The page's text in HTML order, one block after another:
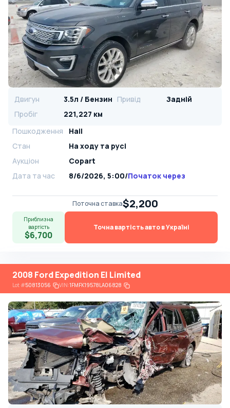
Двигун 3.5л / Бензин Привід
Задній
Пробіг
221,227 км
Пошкодження
Hail
Стан
На ​​ходу та русі
Аукціон
Copart
Дата та час
8/6/2026, 5:00/Початок через
Поточна ставка$2,200
Приблизна
вартість
$6,700
Точна вартість авто в Україні
2008 Ford Expedition El Limited
Lot#50813056 VIN:1FMFK19578LA06828